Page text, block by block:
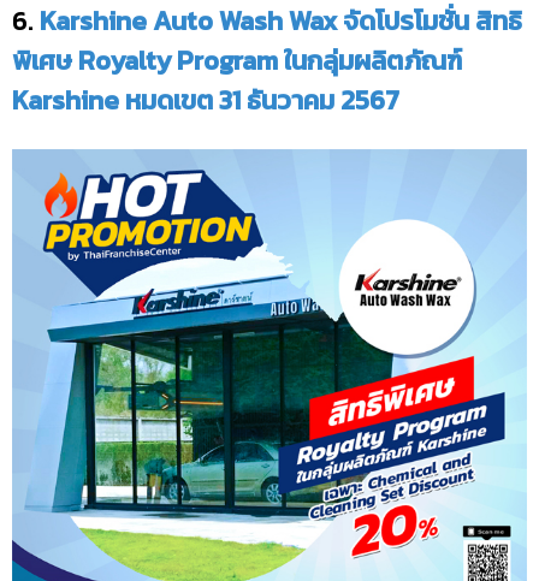
6. Karshine Auto Wash Wax จัดโปรโมชั่น สิทธิ
พิเศษ Royalty Program ในกลุ่มผลิตภัณฑ์
Karshine หมดเขต 31 ธันวาคม 2567